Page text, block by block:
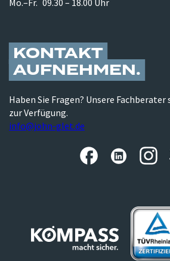
KONTAKT
AUFNEHMEN
Haben Sie Fragen? Unsere
zur Verfügung.
info@john-glet.de